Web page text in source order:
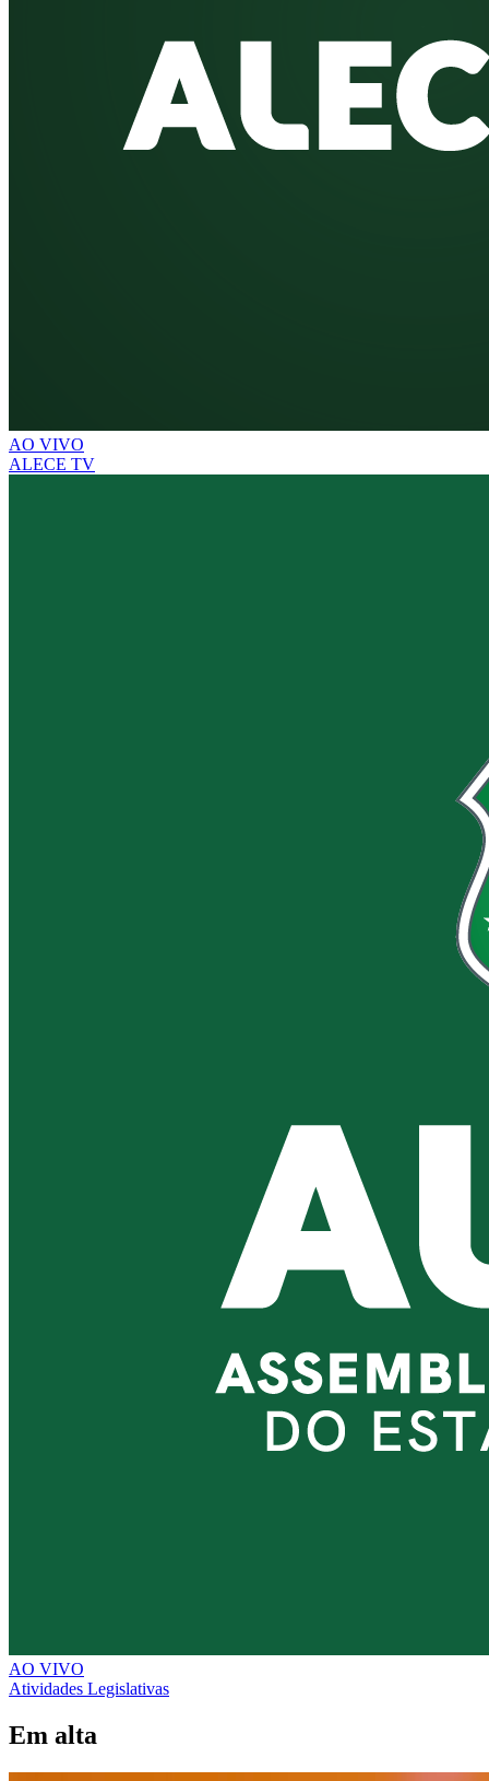
AO VIVO
ALECE TV
AO VIVO
Atividades Legislativas
Em alta